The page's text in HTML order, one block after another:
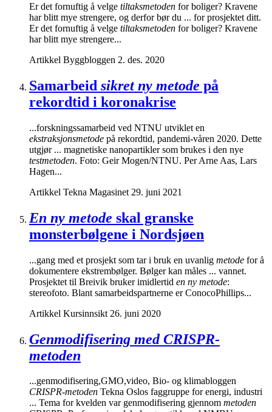
Er det fornuftig å velge tiltaksmetoden for boliger? Kravene
har blitt mye strengere, og derfor bør du ... for prosjektet ditt.
Er det fornuftig å velge tiltaksmetoden for boliger? Kravene
har blitt mye strengere...
Artikkel Byggbloggen 2. des. 2020
Samarbeid sikret ny metode på
rekordtid i koronakrise
...forskningssamarbeid ved NTNU utviklet en
ekstraksjonsmetode på rekordtid, pandemi-våren 2020. Dette
utgjør ... magnetiske nanopartikler som brukes i den nye
testmetoden. Foto: Geir Mogen/NTNU. Per Arne Aas, Lars
Hagen...
Artikkel Tekna Magasinet 29. juni 2021
En ny metode skal granske
monsterbølgene i Nordsjøen
...gang med et prosjekt som tar i bruk en uvanlig metode for å
dokumentere ekstrembølger. Bølger kan måles ... vannet.
Prosjektet til Breivik bruker imidlertid en ny metode:
stereofoto. Blant samarbeidspartnerne er ConocoPhillips...
Artikkel Kursinnsikt 26. juni 2020
Genmodifisering med CRISPR-
metoden
...genmodifisering,GMO,video, Bio- og klimabloggen
CRISPR-metoden Tekna Oslos faggruppe for energi, industri
... Tema for kvelden var genmodifisering gjennom metoden